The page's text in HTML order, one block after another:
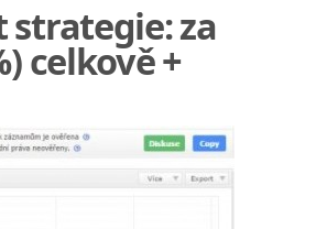
strategie: za
celkově +